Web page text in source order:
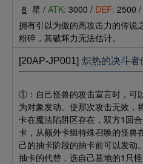
8 星 / ATK: 3000 / DEF: 2500 /
拥有引以为傲的高攻击力的传说
粉碎，其破坏力无法估计。
[20AP-JP001] 炽热的决斗者
①：自己怪兽的攻击宣言时，可
为对象发动。使那次攻击无效
卡在魔法陷阱区存在，双方1回
卡，从额外卡组特殊召唤的怪
己的抽卡阶段的抽卡前可以发动
抽卡的代替，选自己墓地的1只怪